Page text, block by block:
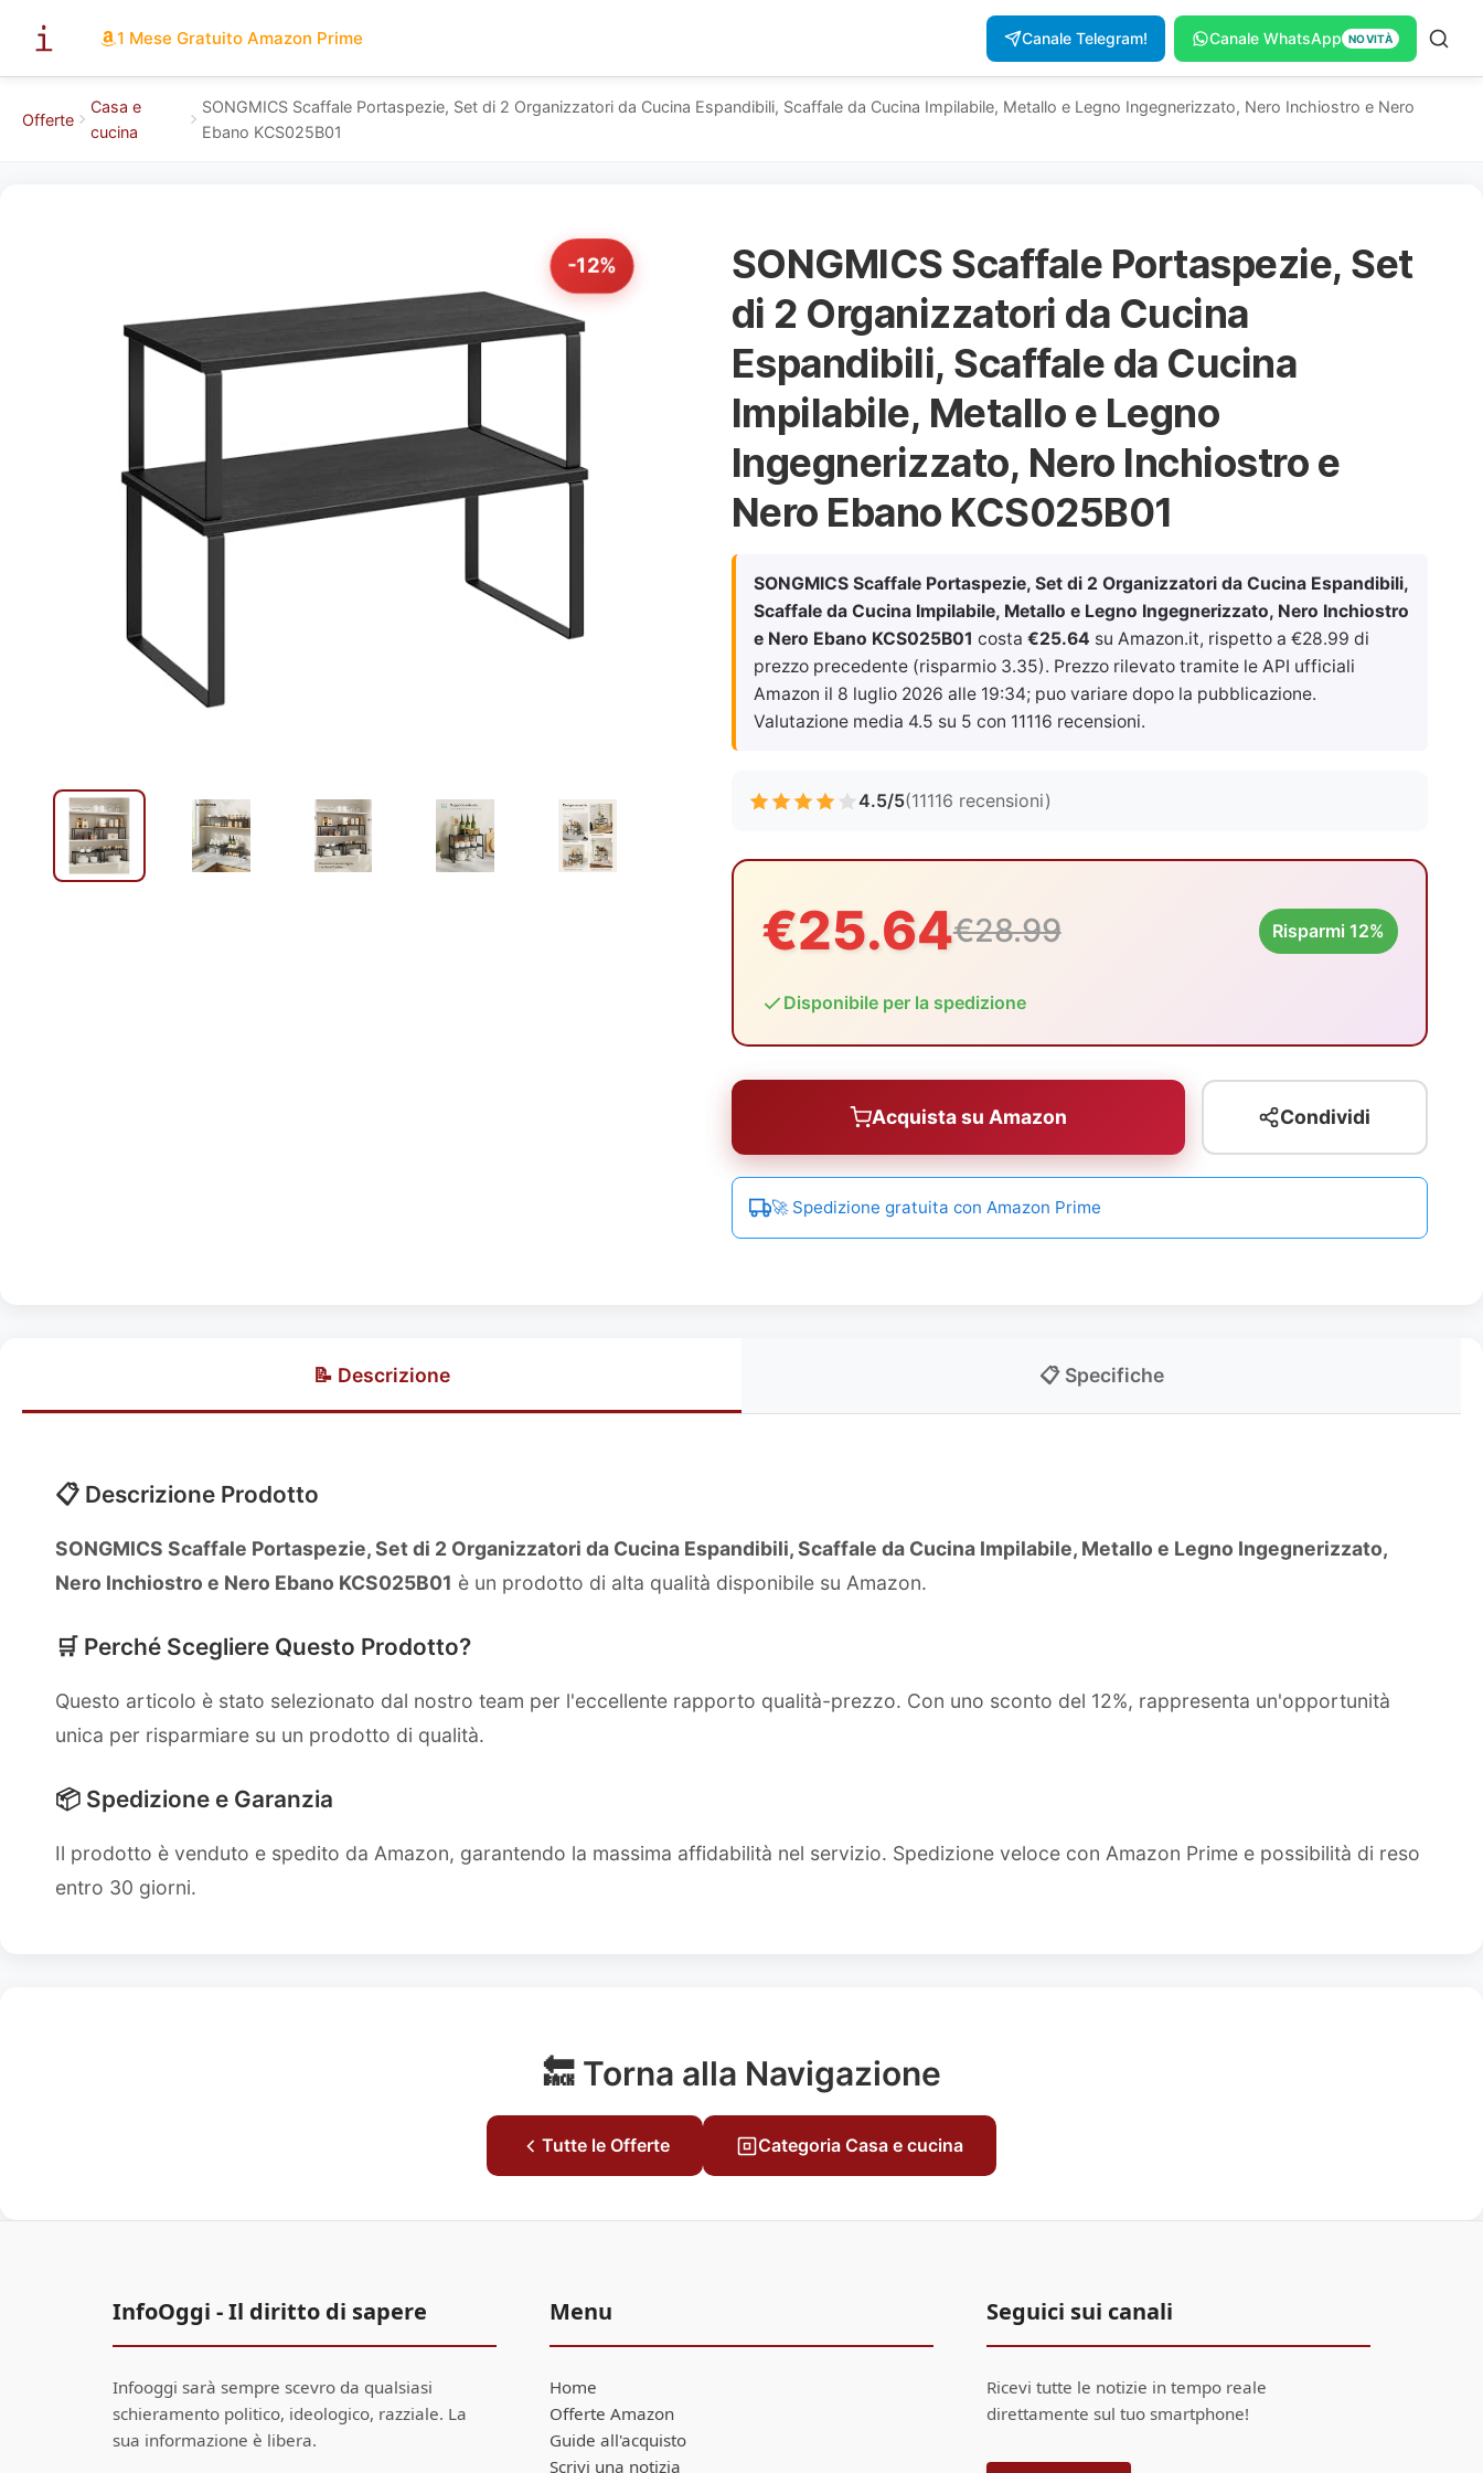
1 Mese Gratuito Amazon Prime Canale Telegram! Canale WhatsApp NOVITÀ
Offerte
Casa e
cucina
SONGMICS Scaffale Portaspezie, Set di 2 Organizzatori da Cucina Espandibili, Scaffale da Cucina Impilabile, Metallo e Legno Ingegnerizzato, Nero Inchiostro e Nero
Ebano KCS025B01
-12%
SONGMICS Scaffale Portaspezie, Set
di 2 Organizzatori da Cucina
Espandibili, Scaffale da Cucina
Impilabile, Metallo e Legno
Ingegnerizzato, Nero Inchiostro e
Nero Ebano KCS025B01
SONGMICS Scaffale Portaspezie, Set di 2 Organizzatori da Cucina Espandibili,
Scaffale da Cucina Impilabile, Metallo e Legno Ingegnerizzato, Nero Inchiostro
e Nero Ebano KCS025B01 costa €25.64 su Amazon.it, rispetto a €28.99 di
prezzo precedente (risparmio 3.35). Prezzo rilevato tramite le API ufficiali
Amazon il 8 luglio 2026 alle 19:34; puo variare dopo la pubblicazione.
Valutazione media 4.5 su 5 con 11116 recensioni.
4.5/5(11116 recensioni)
€25.64€28.99 Risparmi 12%
Disponibile per la spedizione
Acquista su Amazon Condividi
🚀 Spedizione gratuita con Amazon Prime
📝 Descrizione 📋 Specifiche
📋 Descrizione Prodotto
SONGMICS Scaffale Portaspezie, Set di 2 Organizzatori da Cucina Espandibili, Scaffale da Cucina Impilabile, Metallo e Legno Ingegnerizzato,
Nero Inchiostro e Nero Ebano KCS025B01 è un prodotto di alta qualità disponibile su Amazon.
🛒 Perché Scegliere Questo Prodotto?
Questo articolo è stato selezionato dal nostro team per l'eccellente rapporto qualità-prezzo. Con uno sconto del 12%, rappresenta un'opportunità
unica per risparmiare su un prodotto di qualità.
📦 Spedizione e Garanzia
Il prodotto è venduto e spedito da Amazon, garantendo la massima affidabilità nel servizio. Spedizione veloce con Amazon Prime e possibilità di reso
entro 30 giorni.
🔙 Torna alla Navigazione
Tutte le Offerte Categoria Casa e cucina
InfoOggi - Il diritto di sapere
Infooggi sarà sempre scevro da qualsiasi
schieramento politico, ideologico, razziale. La
sua informazione è libera.
Menu
Home
Offerte Amazon
Guide all'acquisto
Scrivi una notizia
Seguici sui canali
Ricevi tutte le notizie in tempo reale
direttamente sul tuo smartphone!